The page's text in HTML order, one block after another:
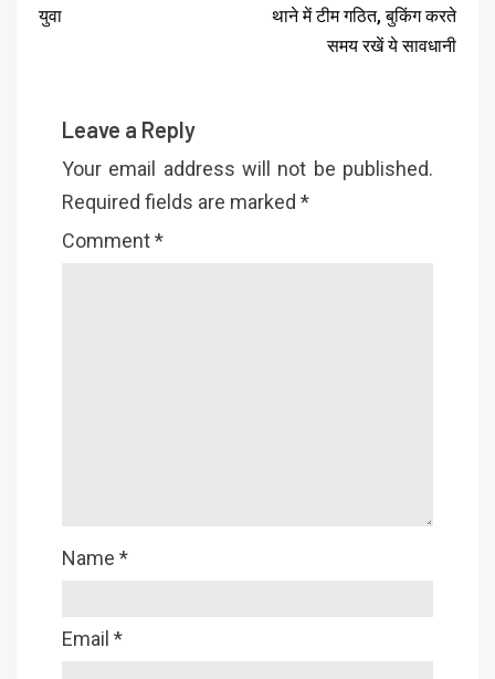
युवा
थाने में टीम गठित, बुकिंग करते
समय रखें ये सावधानी
Leave a Reply
Your email address will not be published.
Required fields are marked *
Comment*
Name *
Email *